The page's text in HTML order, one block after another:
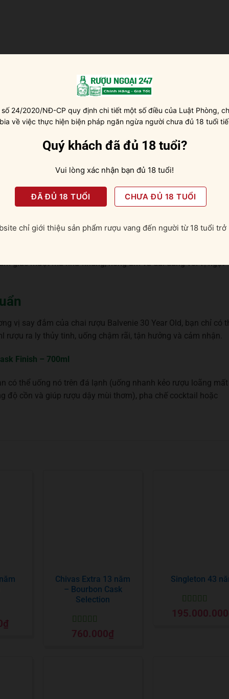
chất, có thể thêm chút nước tinh khiết, ướp lạnh trước khi
nó sở hữu một gam màu vàng nâu ánh đỏ đậm đặc mà rất
bùng nổ rồi ồ ập đến hương vị trái cây chín mọng, lớp lớp
– Rum Cask Selection
của mật ong hòa quyện với lê caramel, bánh mật ong lấp
trong thùng gỗ sồi châu Âu cho phép bổ sung vừa đủ
sồi và chút socola đen đắng.
giác mượt mà như nhung, nồng ấm và dai dẳng với vị ngọt
vị say đắm của chai rượu Balvenie 30 Year Old, bạn chỉ có
ra ly thủy tinh, uống chậm rãi, tận hưởng và cảm nhận.
Finish – 700ml
có thể uống nó trên đá lạnh (uống nhanh kẻo rượu loãng mất
độ cồn và giúp rượu dậy mùi thơm), pha chế cocktail hoặc
₫
Chivas Extra 13 năm
– Bourbon Cask
Selection
Được xếp
hạng55 sao
760.000₫
Singleton 43
Được xếp
hạng5 5 sao
195.000.000
24/2020/NĐ-CP quy định chi tiết một số điều của Luật Phòng,
về việc thực hiện biện pháp ngăn ngừa người chưa đủ 18 tuổi
Quý khách đã đủ 18 tuổi?
Vui lòng xác nhận bạn đủ 18 tuổi!
ĐÃ ĐỦ 18 TUỔI CHƯA ĐỦ 18 TUỔI
chỉ giới thiệu sản phẩm rượu vang đến người từ 18 tuổi trở